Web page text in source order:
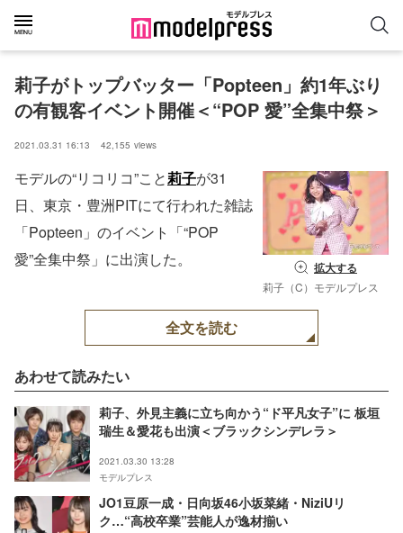
莉子がトップバッター「Popteen」約1年ぶり
の有観客イベント開催＜“POP 愛”全集中祭＞
2021.03.31 16:13 42,155 views
拡大する
莉子（C）モデルプレス
モデルの“リコリコ”こと莉子が31
日、東京・豊洲PITにて行われた雑誌
「Popteen」のイベント「“POP
愛”全集中祭」に出演した。
全文を読む
あわせて読みたい
莉子、外見主義に立ち向かう“ド平凡女子”に 板垣
瑞生＆愛花も出演＜ブラックシンデレラ＞
2021.03.30 13:28
モデルプレス
JO1豆原一成・日向坂46小坂菜緒・NiziUリ
ク…“高校卒業”芸能人が逸材揃い